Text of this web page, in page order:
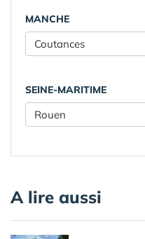
MANCHE
Coutances
SEINE-MARITIME
Rouen
A lire aussi